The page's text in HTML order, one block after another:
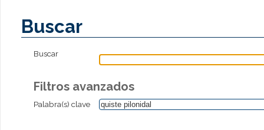
Buscar
Buscar
Filtros avanzados
Palabra(s) clave